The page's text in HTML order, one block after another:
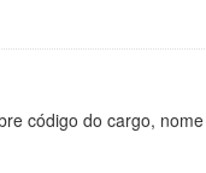
código do cargo,